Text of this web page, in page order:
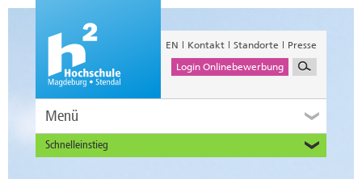
EN Kontakt Standorte
Presse
Login Onlinebewerbung
Menü
Schnelleinstieg